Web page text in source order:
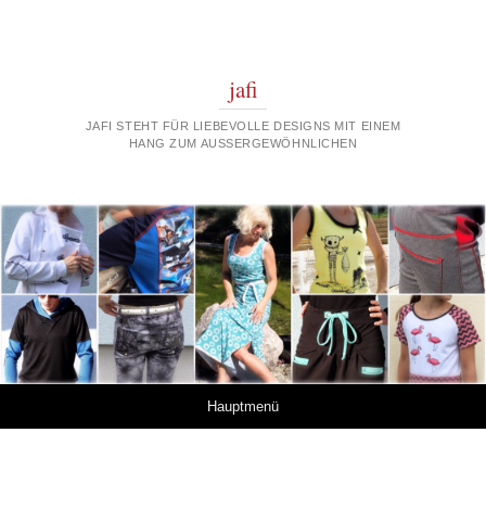
jafi
JAFI STEHT FÜR LIEBEVOLLE DESIGNS MIT EINEM
HANG ZUM AUSSERGEWÖHNLICHEN
Hauptmenü